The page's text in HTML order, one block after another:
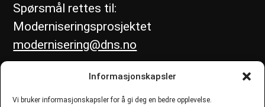
Informasjonskapsler
Vi bruker informasjonskapsler for å gi deg en bedre opplevelse.
Spørsmål rettes til:
Moderniseringsprosjektet
modernisering@dns.no